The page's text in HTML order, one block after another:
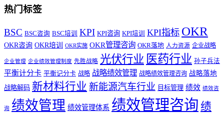
热门标签
BSC BSC咨询 BSC培训 KPI KPI咨询 KPI培训 KPI指标 OKR
OKR咨询 OKR培训 OKR实施 OKR管理咨询 OKR落地 人力资源 企业战略
企业管理 企业绩效管理制度 先胜战略 光伏行业 医药行业 孙子兵法
平衡计分卡 平衡记分卡 战略 战略绩效管理 战略绩效管理咨询 战略落地
战略解码 新材料行业 新能源汽车行业 目标管理 绩效 绩效咨
询 绩效管理 绩效管理体系 绩效管理咨询 绩